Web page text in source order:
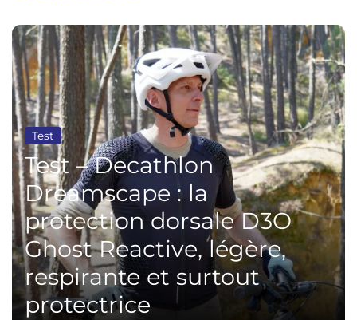
Test
Test – Decathlon
Dreamscape : la
protection dorsale D3O
Ghost Reactive, légère,
respirante et surtout
protectrice